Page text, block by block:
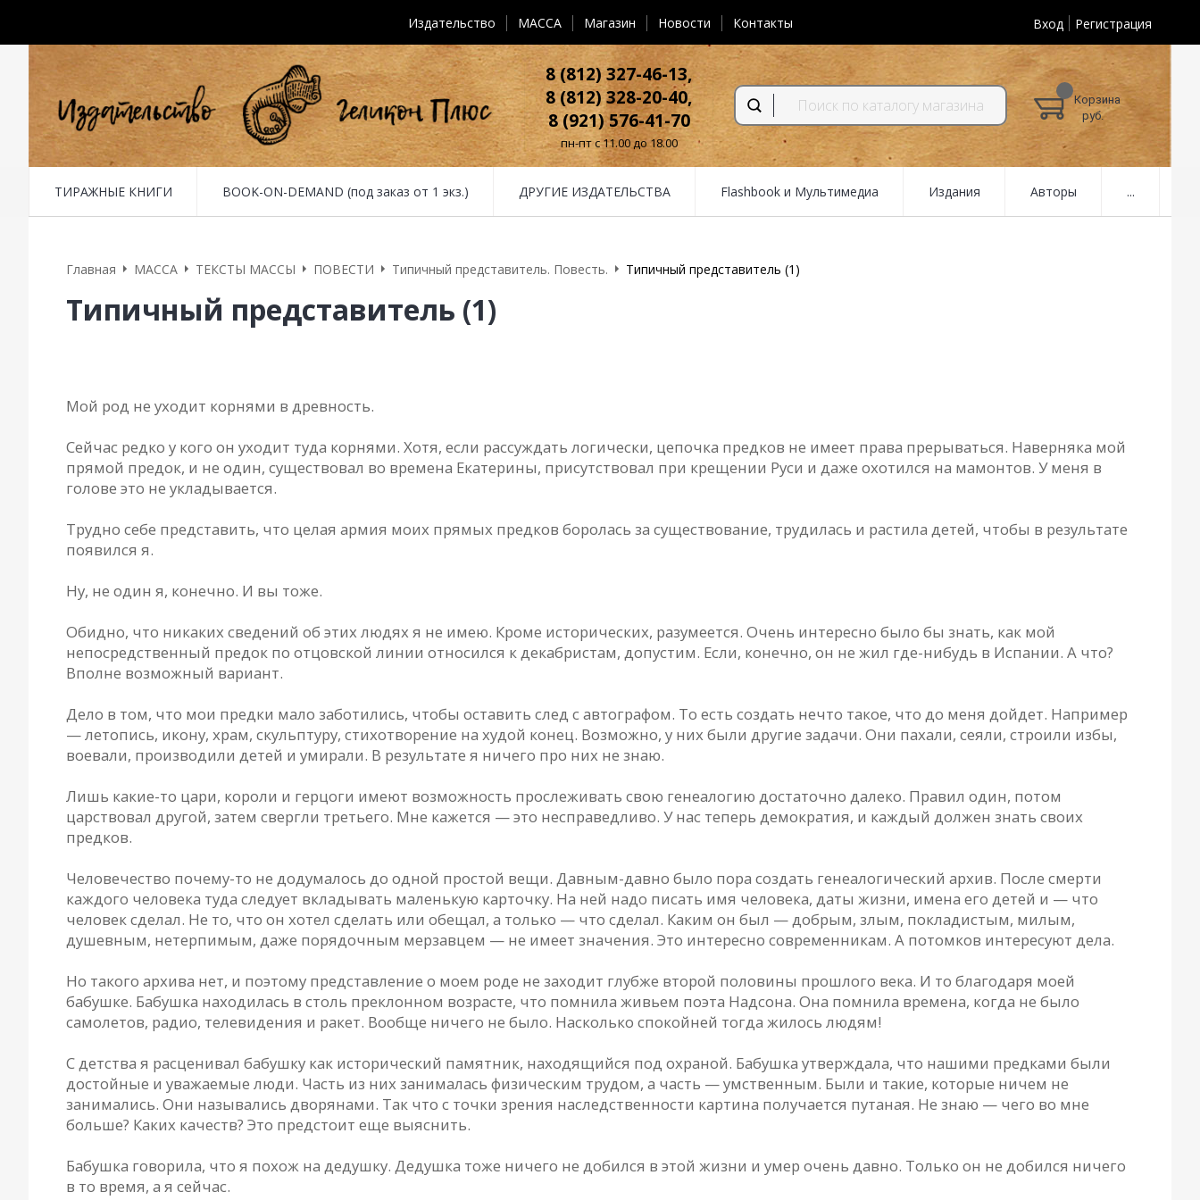
Издательство MACCA Магазин Новости Контакты Вход Регистрация
8 (812) 327-46-13,
8 (812) 328-20-40,
8 (921) 576-41-70
пн-пт с 11.00 до 18.00
Корзина
руб.
ТИРАЖНЫЕ КНИГИ BOOK-ON-DEMAND (под заказ от 1 экз.) ДРУГИЕ ИЗДАТЕЛЬСТВА Flashbook и Мультимедиа Издания Авторы ...
Главная MACCA ТЕКСТЫ МАССЫ ПОВЕСТИ Типичный представитель. Повесть. Типичный представитель (1)
Типичный представитель (1)
Мой род не уходит корнями в древность.
Сейчас редко у кого он уходит туда корнями. Хотя, если рассуждать логически, цепочка предков не имеет права прерываться. Наверняка мой
прямой предок, и не один, существовал во времена Екатерины, присутствовал при крещении Руси и даже охотился на мамонтов. У меня в
голове это не укладывается.
Трудно себе представить, что целая армия моих прямых предков боролась за существование, трудилась и растила детей, чтобы в результате
появился я.
Ну, не один я, конечно. И вы тоже.
Обидно, что никаких сведений об этих людях я не имею. Кроме исторических, разумеется. Очень интересно было бы знать, как мой
непосредственный предок по отцовской линии относился к декабристам, допустим. Если, конечно, он не жил где-нибудь в Испании. А что?
Вполне возможный вариант.
Дело в том, что мои предки мало заботились, чтобы оставить след с автографом. То есть создать нечто такое, что до меня дойдет. Например
— летопись, икону, храм, скульптуру, стихотворение на худой конец. Возможно, у них были другие задачи. Они пахали, сеяли, строили избы,
воевали, производили детей и умирали. В результате я ничего про них не знаю.
Лишь какие-то цари, короли и герцоги имеют возможность прослеживать свою генеалогию достаточно далеко. Правил один, потом
царствовал другой, затем свергли третьего. Мне кажется — это несправедливо. У нас теперь демократия, и каждый должен знать своих
предков.
Человечество почему-то не додумалось до одной простой вещи. Давным-давно было пора создать генеалогический архив. После смерти
каждого человека туда следует вкладывать маленькую карточку. На ней надо писать имя человека, даты жизни, имена его детей и — что
человек сделал. Не то, что он хотел сделать или обещал, а только — что сделал. Каким он был — добрым, злым, покладистым, милым,
душевным, нетерпимым, даже порядочным мерзавцем — не имеет значения. Это интересно современникам. А потомков интересуют дела.
Но такого архива нет, и поэтому представление о моем роде не заходит глубже второй половины прошлого века. И то благодаря моей
бабушке. Бабушка находилась в столь преклонном возрасте, что помнила живьем поэта Надсона. Она помнила времена, когда не было
самолетов, радио, телевидения и ракет. Вообще ничего не было. Насколько спокойней тогда жилось людям!
С детства я расценивал бабушку как исторический памятник, находящийся под охраной. Бабушка утверждала, что нашими предками были
достойные и уважаемые люди. Часть из них занималась физическим трудом, а часть — умственным. Были и такие, которые ничем не
занимались. Они назывались дворянами. Так что с точки зрения наследственности картина получается путаная. Не знаю — чего во мне
больше? Каких качеств? Это предстоит еще выяснить.
Бабушка говорила, что я похож на дедушку. Дедушка тоже ничего не добился в этой жизни и умер очень давно. Только он не добился ничего
в то время, а я сейчас.